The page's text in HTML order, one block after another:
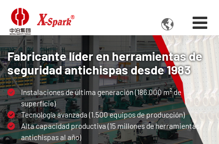

Fabricante líder en herramientas de
seguridad antichispas desde 1983
Instalaciones de última generación (186.000 m² de
superficie)
Tecnología avanzada (1.500 equipos de producción)
Alta capacidad productiva (15 millones de herramientas
antichispas al año)